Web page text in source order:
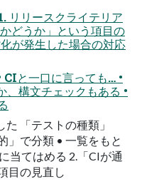
リースクライテリア
どうか」という項目の
が発生した場合の対応
と一口に言っても… •
、構文チェックもある •
「テストの種類」
」で分類 • 一覧をもと
当てはめる 2.「CIが通
目の見直し